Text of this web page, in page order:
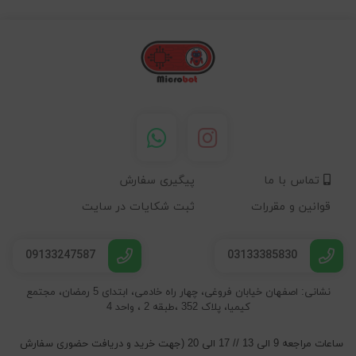
تماس با ما
پیگیری سفارش
قوانین و مقررات
ثبت شکایات در سایت
03133385830
09133247587
نشانی: اصفهان خیابان فروغی، چهار راه خادمی، ابتدای 5 رمضان، مجتمع
کیمیا، پلاک 352 ،طبقه 2 ، واحد 4
ساعات مراجعه 9 الی 13 // 17 الی 20 (جهت خرید و دریافت حضوری سفارش